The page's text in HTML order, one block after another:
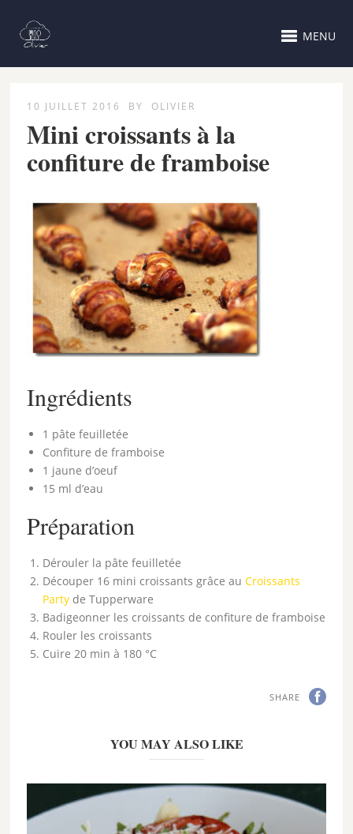
MENU
10 JUILLET 2016 BY OLIVIER
Mini croissants à la
confiture de framboise
Ingrédients
1 pâte feuilletée
Confiture de framboise
1 jaune d’oeuf
15 ml d’eau
Préparation
Dérouler la pâte feuilletée
Découper 16 mini croissants grâce auCroissants
Party de Tupperware
Badigeonner les croissants de confiture de framboise
Rouler les croissants
Cuire 20 min à 180 °C
SHARE
YOU MAY ALSO LIKE